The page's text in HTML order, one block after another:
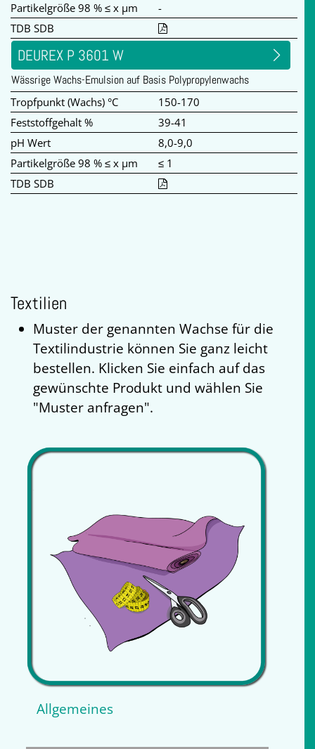
Partikelgröße 98 % ≤ x µm
-
TDB SDB
DEUREX P 3601 W
Wässrige Wachs-Emulsion auf Basis Polypropylenwachs
Tropfpunkt (Wachs) °C
150-170
Feststoffgehalt %
39-41
pH Wert
8,0-9,0
Partikelgröße 98 % ≤ x µm
≤ 1
TDB SDB
Textilien
Muster der genannten Wachse für die
Textilindustrie können Sie ganz leicht
bestellen. Klicken Sie einfach auf das
gewünschte Produkt und wählen Sie
"Muster anfragen".
Allgemeines